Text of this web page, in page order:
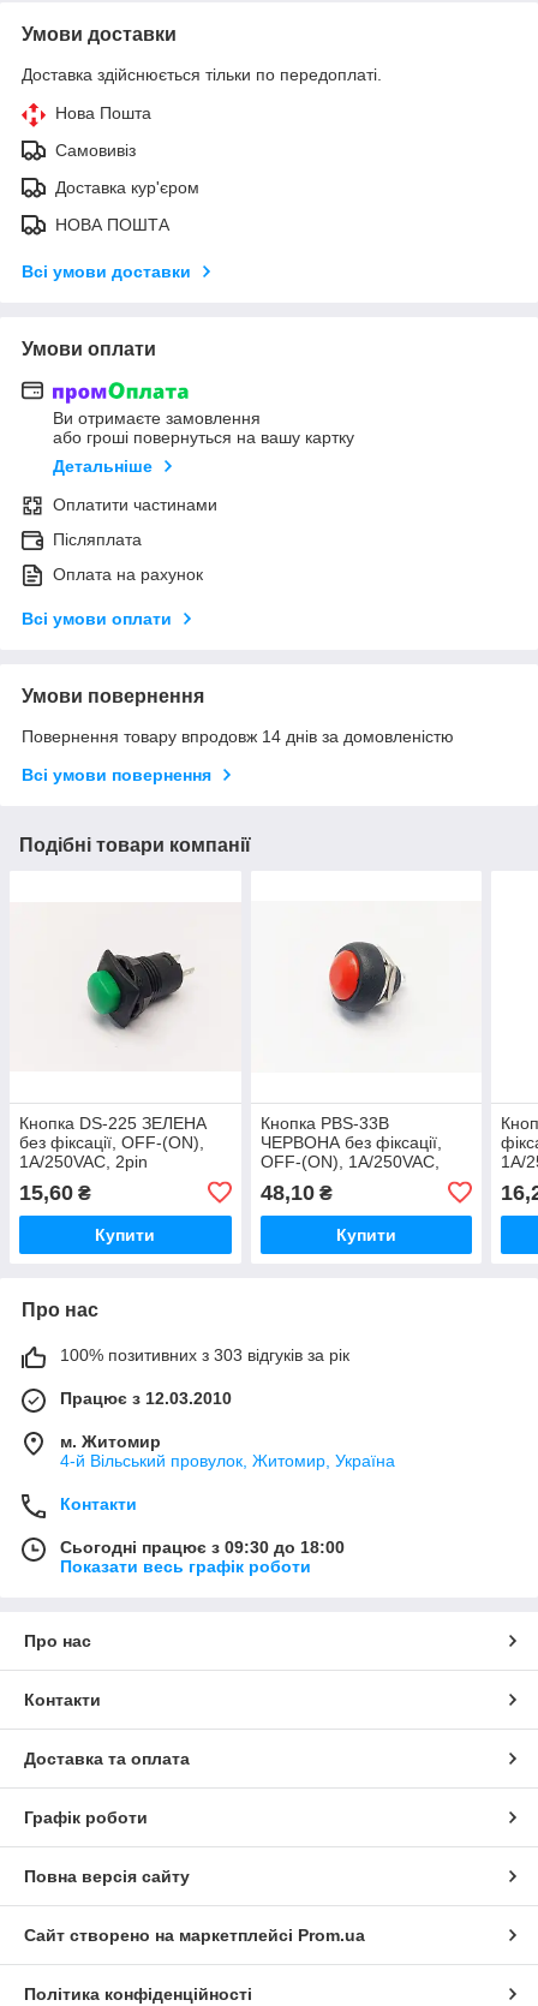
Умови доставки
Доставка здійснюється тільки по передоплаті.
Нова Пошта
Самовивіз
Доставка кур'єром
НОВА ПОШТА
Всі умови доставки
Умови оплати
Ви отримаєте замовлення
або гроші повернуться на вашу картку
Детальніше
Оплатити частинами
Післяплата
Оплата на рахунок
Всі умови оплати
Умови повернення
Повернення товару впродовж 14 днів за домовленістю
Всі умови повернення
Подібні товари компанії
Кнопка DS-225 ЗЕЛЕНА
без фіксації, OFF-(ON),
1A/250VAC, 2pin
15,60 ₴
Купити
Кнопка PBS-33B
ЧЕРВОНА без фіксації,
OFF-(ON), 1A/250VAC,
48,10₴
Купити
1A/
Про нас
100% позитивних з 303 відгуків за рік
Працює з 12.03.2010
м. Житомир
4-й Вільський провулок, Житомир, Україна
Контакти
Сьогодні працює з 09:30 до 18:00
Показати весь графік роботи
Про нас
Контакти
Доставка та оплата
Графік роботи
Повна версія сайту
Сайт створено на маркетплейсі Prom.ua
Політика конфіденційності